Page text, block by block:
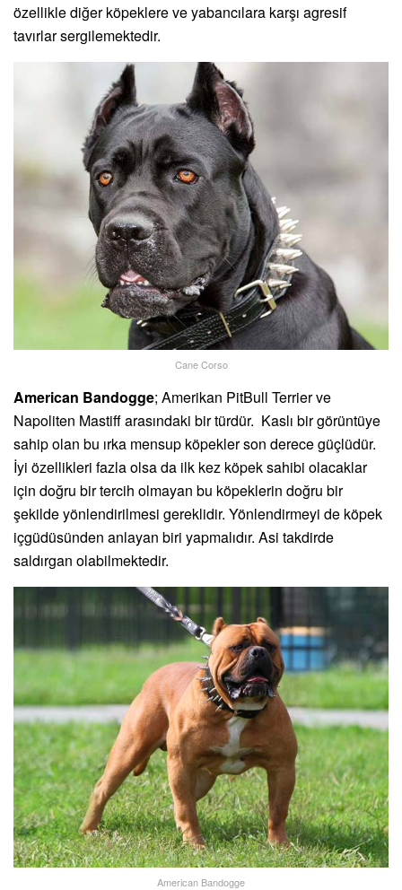
özellikle diğer köpeklere ve yabancılara karşı agresif
tavırlar sergilemektedir.
Cane Corso
American Bandogge; Amerikan PitBull Terrier ve
Napoliten Mastiff arasındaki bir türdür. Kaslı bir görüntüye
sahip olan bu ırka mensup köpekler son derece güçlüdür.
İyi özellikleri fazla olsa da ilk kez köpek sahibi olacaklar
için doğru bir tercih olmayan bu köpeklerin doğru bir
şekilde yönlendirilmesi gereklidir. Yönlendirmeyi de köpek
içgüdüsünden anlayan biri yapmalıdır. Asi takdirde
saldırgan olabilmektedir.
American Bandogge